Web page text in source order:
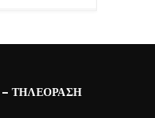
ΤΗΛΕΌΡΑΣΗ